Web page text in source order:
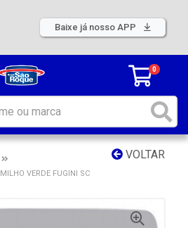
Baixe já nosso APP
0
VOLTAR
MILHO VERDE FUGINI SC